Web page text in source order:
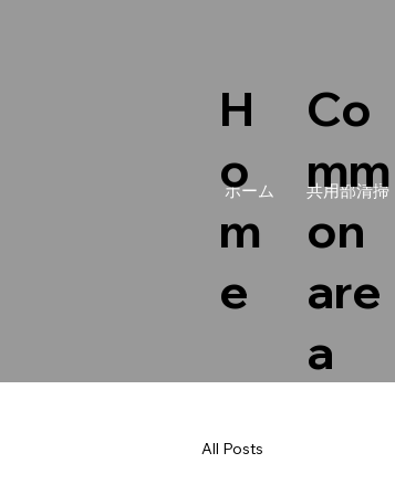
ホーム 共用部清掃
Co
mm
on
are
a
H
o
m
e
All Posts